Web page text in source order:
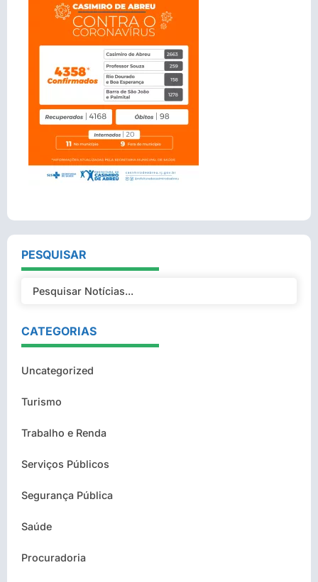
PESQUISAR
CATEGORIAS
Uncategorized
Turismo
Trabalho e Renda
Serviços Públicos
Segurança Pública
Saúde
Procuradoria